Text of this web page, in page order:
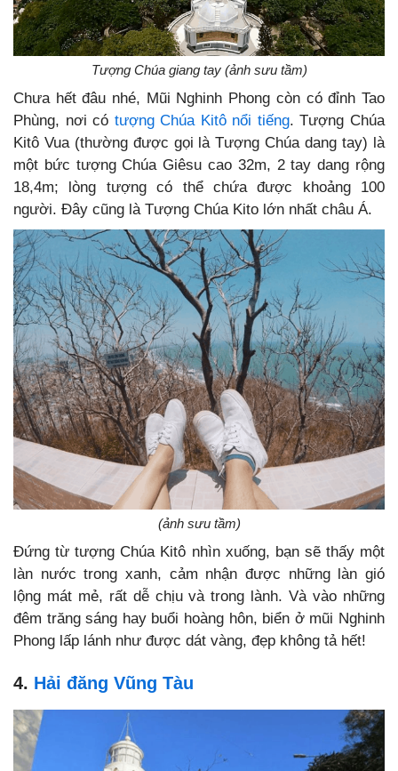
Tượng Chúa giang tay (ảnh sưu tầm)
Chưa hết đâu nhé, Mũi Nghinh Phong còn có đỉnh Tao
Phùng, nơi có tượng Chúa Kitô nổi tiếng. Tượng Chúa
Kitô Vua (thường được gọi là Tượng Chúa dang tay) là
một bức tượng Chúa Giêsu cao 32m, 2 tay dang rộng
18,4m; lòng tượng có thể chứa được khoảng 100
người. Đây cũng là Tượng Chúa Kito lớn nhất châu Á.
(ảnh sưu tầm)
Đứng từ tượng Chúa Kitô nhìn xuống, bạn sẽ thấy một
làn nước trong xanh, cảm nhận được những làn gió
lộng mát mẻ, rất dễ chịu và trong lành. Và vào những
đêm trăng sáng hay buổi hoàng hôn, biển ở mũi Nghinh
Phong lấp lánh như được dát vàng, đẹp không tả hết!
4. Hải đăng Vũng Tàu